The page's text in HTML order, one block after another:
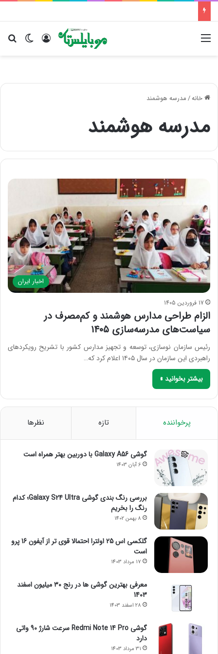
تغییر ورود
خانه/مدرسه هوشمند
مدرسه هوشمند
اخبار ایران
17 فروردین 1405
الزام طراحی مدارس هوشمند و کم‌مصرف در
سیاست‌های مدرسه‌سازی ۱۴۰۵
رئیس سازمان نوسازی، توسعه و تجهیز مدارس کشور با تشریح رویکردهای
راهبردی این سازمان در سال ۱۴۰۵ اعلام کرد که…
بیشتر بخوانید »
پرخواننده تازه نظرها
گوشی Galaxy A56 با دوربین بهتر همراه است
6 آبان 1403
بررسی رنگ بندی گوشی Galaxy S24 Ultra؛ کدام
رنگ را بخریم
8 بهمن 1402
گلکسی اس 25 اولترا احتمالا قوی تر از آیفون 16 پرو
است
17 مرداد 1403
معرفی بهترین گوشی ها در رنج ۳۰ میلیون اسفند
1403
28 اسفند 1403
گوشی Redmi Note 14 Pro سرعت شارژ 90 واتی
دارد
31 مرداد 1403